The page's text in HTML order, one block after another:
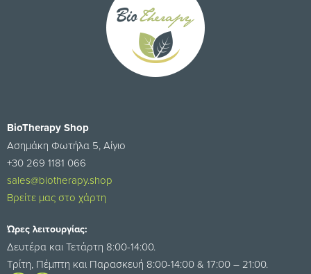
BioTherapy Shop
Ασημάκη Φωτήλα 5, Αίγιο
+30 269 1181 066
sales@biotherapy.shop
Βρείτε μας στο χάρτη
Ώρες λειτουργίας:
Δευτέρα και Τετάρτη 8:00-14:00.
Τρίτη, Πέμπτη και Παρασκευή 8:00-14:00 & 17:00 – 21:00.